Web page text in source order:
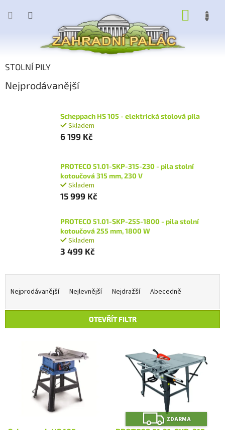
STOLNÍ PILY
Nejprodávanější
Scheppach HS 105 - elektrická stolová pila
Skladem
6 199 Kč
PROTECO 51.01-SKP-315-230 - pila stolní
kotoučová 315 mm, 230 V
Skladem
15 999 Kč
PROTECO 51.01-SKP-255-1800 - pila stolní
kotoučová 255 mm, 1800 W
Skladem
3 499 Kč
e
Nejprodávanější Nejlevnější Nejdražší Abecedně
OTEVŘÍT FILTR
Z
D
ZDARMA